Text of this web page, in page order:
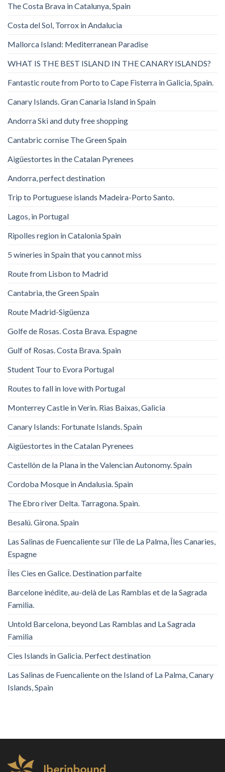
The Costa Brava in Catalunya, Spain
Costa del Sol, Torrox in Andalucia
Mallorca Island: Mediterranean Paradise
WHAT IS THE BEST ISLAND IN THE CANARY ISLANDS?
Fantastic route from Porto to Cape Fisterra in Galicia, Spain.
Canary Islands. Gran Canaria Island in Spain
Andorra Ski and duty free shopping
Cantabric cornise The Green Spain
Aigüestortes in the Catalan Pyrenees
Andorra, perfect destination
Trip to Portuguese islands Madeira-Porto Santo.
Lagos, in Portugal
Ripolles region in Catalonia Spain
5 wineries in Spain that you cannot miss
Route from Lisbon to Madrid
Cantabria, the Green Spain
Route Madrid-Sigüenza
Golfe de Rosas. Costa Brava. Espagne
Gulf of Rosas. Costa Brava. Spain
Student Tour to Evora Portugal
Routes to fall in love with Portugal
Monterrey Castle in Verin. Rias Baixas, Galicia
Canary Islands: Fortunate Islands. Spain
Aigüestortes in the Catalan Pyrenees
Castellón de la Plana in the Valencian Autonomy. Spain
Cordoba Mosque in Andalusia. Spain
The Ebro river Delta. Tarragona. Spain.
Besalú. Girona. Spain
Las Salinas de Fuencaliente sur l’île de La Palma, Îles Canaries,
Espagne
Îles Cies en Galice. Destination parfaite
Barcelone inédite, au-delà de Las Ramblas et de la Sagrada
Familia.
Untold Barcelona, ​​beyond Las Ramblas and La Sagrada
Familia
Cies Islands in Galicia. Perfect destination
Las Salinas de Fuencaliente on the Island of La Palma, Canary
Islands, Spain